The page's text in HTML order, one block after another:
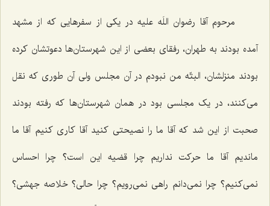
مرحوم آقا رضوان اللَه علیه در یکی از سفرهایی که از مشهد
آمده بودند به طهران، رفقای بعضی از این شهرستان‌ها دعوتشان کرده
بودند منزلشان، البتّه من نبودم در آن مجلس ولی آن طوری که نقل
می‌کنند، در یک مجلسی بود در همان شهرستان‌ها که رفته بودند
صحبت از این شد که آقا ما را نصیحتی کنید آقا کاری کنیم آقا ما
ماندیم آقا ما حرکت نداریم چرا قضیه این است؟ چرا احساس
نمی‌کنیم؟ چرا نمی‌دانم راهی نمی‌رویم؟ چرا حالی؟ خلاصه جهشی؟